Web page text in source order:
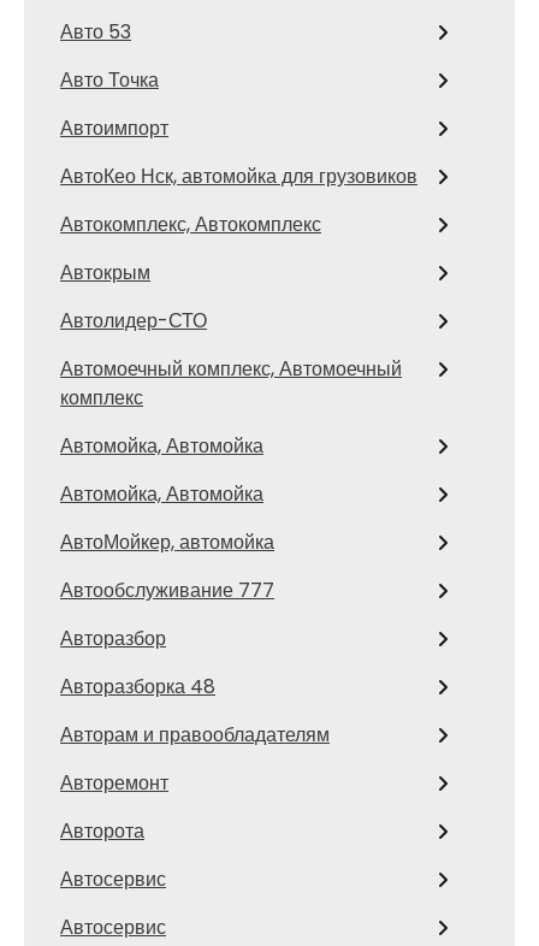
Авто 53
Авто Точка
Автоимпорт
АвтоКео Нск, автомойка для грузовиков
Автокомплекс, Автокомплекс
Автокрым
Автолидер-СТО
Автомоечный комплекс, Автомоечный
комплекс
Автомойка, Автомойка
Автомойка, Автомойка
АвтоМойкер, автомойка
Автообслуживание 777
Авторазбор
Авторазборка 48
Авторам и правообладателям
Авторемонт
Авторота
Автосервис
Автосервис